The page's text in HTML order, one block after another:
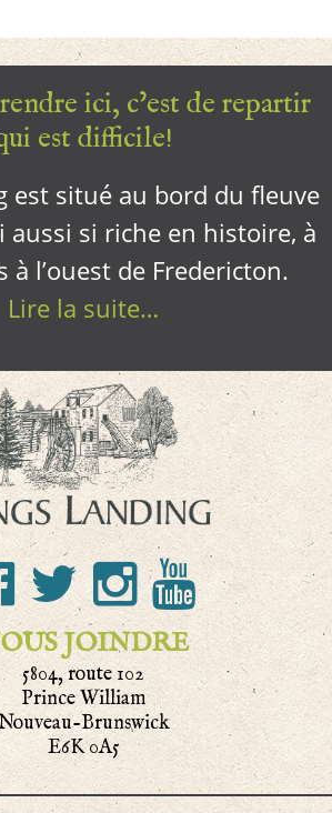
ici, c’est de repartir
est difficile!
est situé au bord du fleuve
aussi si riche en histoire, à
à l’ouest de Fredericton.
Lire la suite…
JOINDRE
5804, route 102
Prince William
Brunswick
E6K 0A5